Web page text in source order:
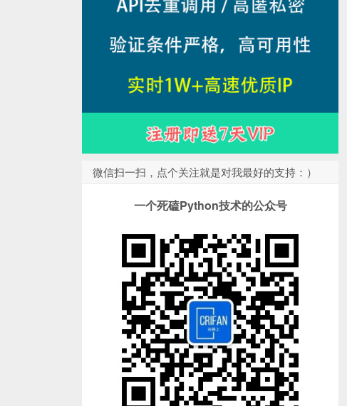
微信扫一扫，点个关注就是对我最好的支持：）
一个死磕Python技术的公众号